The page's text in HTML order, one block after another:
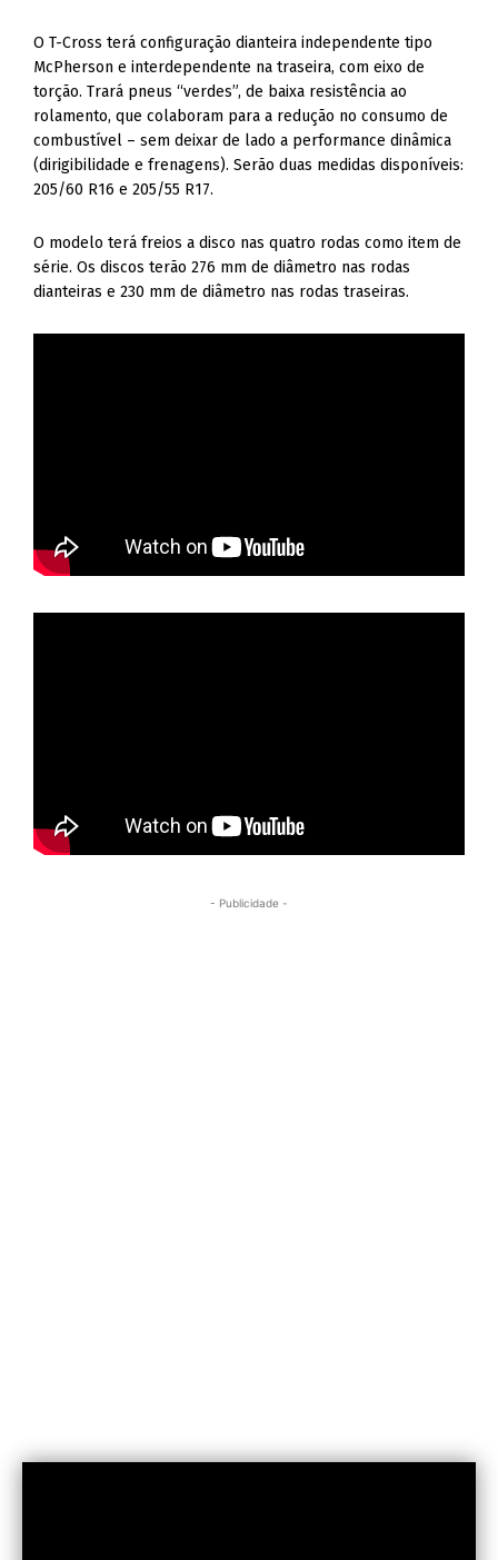
O T-Cross terá configuração dianteira independente tipo
McPherson e interdependente na traseira, com eixo de
torção. Trará pneus “verdes”, de baixa resistência ao
rolamento, que colaboram para a redução no consumo de
combustível – sem deixar de lado a performance dinâmica
(dirigibilidade e frenagens). Serão duas medidas disponíveis:
205/60 R16 e 205/55 R17.
O modelo terá freios a disco nas quatro rodas como item de
série. Os discos terão 276 mm de diâmetro nas rodas
dianteiras e 230 mm de diâmetro nas rodas traseiras.
- Publicidade -